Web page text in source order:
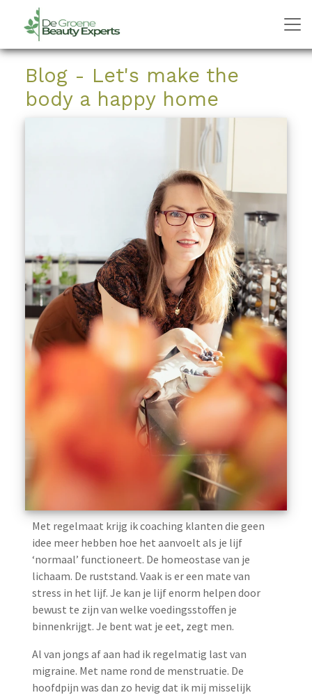
Blog - Let's make the
body a happy home
Met regelmaat krijg ik coaching klanten die geen
idee meer hebben hoe het aanvoelt als je lijf
‘normaal’ functioneert. De homeostase van je
lichaam. De ruststand. Vaak is er een mate van
stress in het lijf. Je kan je lijf enorm helpen door
bewust te zijn van welke voedingsstoffen je
binnenkrijgt. Je bent wat je eet, zegt men.
Al van jongs af aan had ik regelmatig last van
migraine. Met name rond de menstruatie. De
hoofdpijn was dan zo hevig dat ik mij misselijk